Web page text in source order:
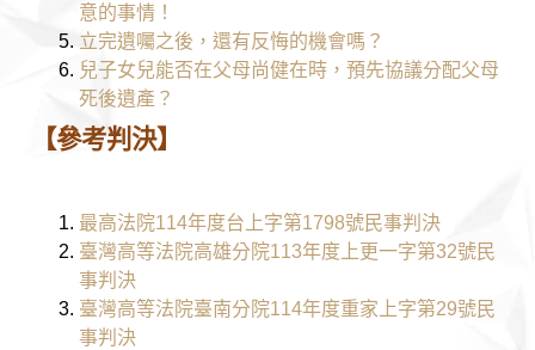
意的事情！
立完遺囑之後，還有反悔的機會嗎？
兒子女兒能否在父母尚健在時，預先協議分配父母
死後遺產？
【參考判決】
最高法院114年度台上字第1798號民事判決
臺灣高等法院高雄分院113年度上更一字第32號民
事判決
臺灣高等法院臺南分院114年度重家上字第29號民
事判決